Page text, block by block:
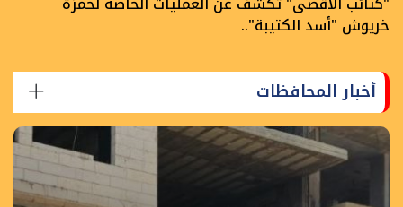
خريوش "أسد الكتيبة"..
أخبار المحافظات